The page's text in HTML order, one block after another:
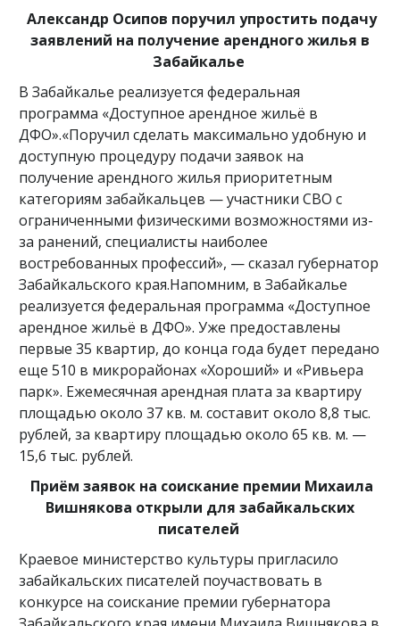
Александр Осипов поручил упростить подачу
заявлений на получение арендного жилья в
Забайкалье
В Забайкалье реализуется федеральная
программа «Доступное арендное жильё в
ДФО».«Поручил сделать максимально удобную и
доступную процедуру подачи заявок на
получение арендного жилья приоритетным
категориям забайкальцев — участники СВО с
ограниченными физическими возможностями из-
за ранений, специалисты наиболее
востребованных профессий», — сказал губернатор
Забайкальского края.Напомним, в Забайкалье
реализуется федеральная программа «Доступное
арендное жильё в ДФО». Уже предоставлены
первые 35 квартир, до конца года будет передано
еще 510 в микрорайонах «Хороший» и «Ривьера
парк». Ежемесячная арендная плата за квартиру
площадью около 37 кв. м. составит около 8,8 тыс.
рублей, за квартиру площадью около 65 кв. м. —
15,6 тыс. рублей.
Приём заявок на соискание премии Михаила
Вишнякова открыли для забайкальских
писателей
Краевое министерство культуры пригласило
забайкальских писателей поучаствовать в
конкурсе на соискание премии губернатора